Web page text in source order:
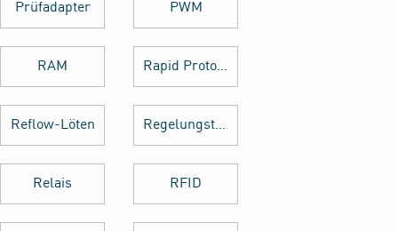
Prüfadapter PWM
RAM Rapid Prototyping
Reflow-Löten Regelungstechnik
Relais RFID